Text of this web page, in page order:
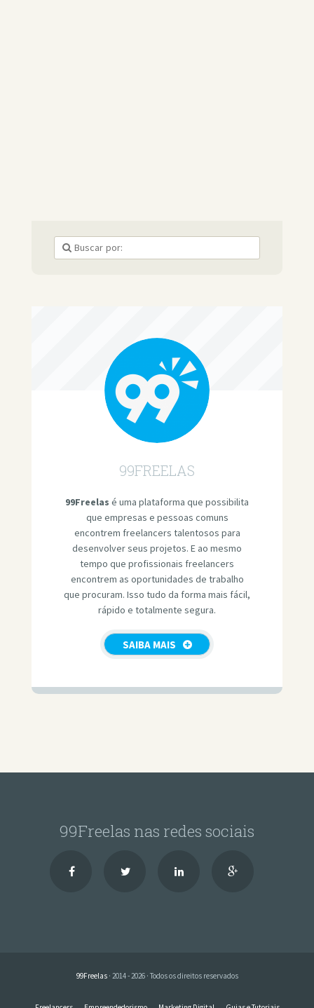
99FREELAS
99Freelas é uma plataforma que possibilita
que empresas e pessoas comuns
encontrem freelancers talentosos para
desenvolver seus projetos. E ao mesmo
tempo que profissionais freelancers
encontrem as oportunidades de trabalho
que procuram. Isso tudo da forma mais fácil,
rápido e totalmente segura.
SAIBA MAIS
99Freelas nas redes sociais
99Freelas· 2014 - 2026 · Todos os direitos reservados